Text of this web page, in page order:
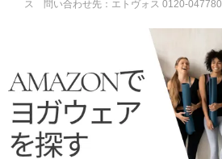
ス 問い合わせ先：エトヴォス 0120-047780